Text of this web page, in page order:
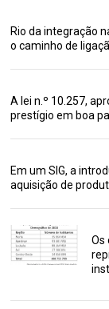
Rio da integração
o caminho de
A lei n.º 10.257,
prestígio em boa
Em um SIG, a
aquisição de
Os